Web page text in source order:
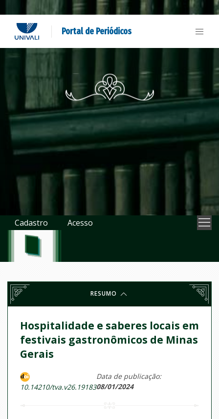
Portal de Periódicos
Cadastro Acesso
RESUMO
Hospitalidade e saberes locais em
festivais gastronômicos de Minas
Gerais
10.14210/tva.v26.19183
Data de publicação:
08/01/2024